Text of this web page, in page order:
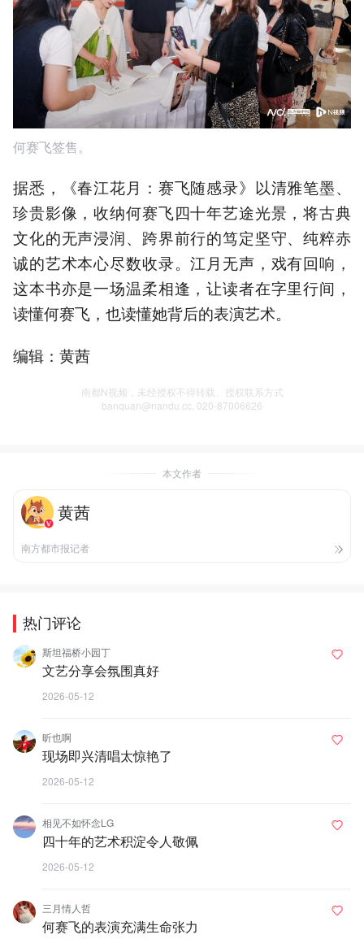
何赛飞签售。
据悉，《春江花月：赛飞随感录》以清雅笔墨、
珍贵影像，收纳何赛飞四十年艺途光景，将古典
文化的无声浸润、跨界前行的笃定坚守、纯粹赤
诚的艺术本心尽数收录。江月无声，戏有回响，
这本书亦是一场温柔相逢，让读者在字里行间，
读懂何赛飞，也读懂她背后的表演艺术。
编辑：黄茜
南都N视频，未经授权不得转载、授权联系方式
banquan@nandu.cc. 020-87006626
本文作者
黄茜
南方都市报记者
热门评论
斯坦福桥小园丁
文艺分享会氛围真好
2026-05-12
昕也啊
现场即兴清唱太惊艳了
2026-05-12
相见不如怀念LG
四十年的艺术积淀令人敬佩
2026-05-12
三月情人哲
何赛飞的表演充满生命张力